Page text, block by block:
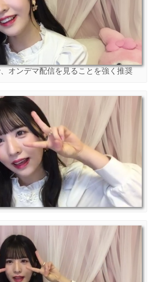
オンデマ配信を見ることを強く推奨